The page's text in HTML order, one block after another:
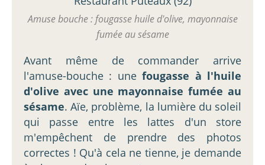
Amuse bouche : fougasse huile d'olive, mayonnaise
fumée au sésame
Avant même de commander arrive
l'amuse-bouche : unefougasse à l'huile
d'olive avec une mayonnaise fumée au
sésame. Aïe, problème, la lumière du soleil
qui passe entre les lattes d'un store
m'empêchent de prendre des photos
correctes ! Qu'à cela ne tienne, je demande